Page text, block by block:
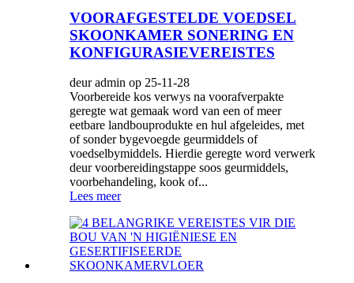
VOORAFGESTELDE VOEDSEL
SKOONKAMER SONERING EN
KONFIGURASIEVEREISTES
deur admin op 25-11-28
Voorbereide kos verwys na voorafverpakte
geregte wat gemaak word van een of meer
eetbare landbouprodukte en hul afgeleides, met
of sonder bygevoegde geurmiddels of
voedselbymiddels. Hierdie geregte word verwerk
deur voorbereidingstappe soos geurmiddels,
voorbehandeling, kook of...
Lees meer